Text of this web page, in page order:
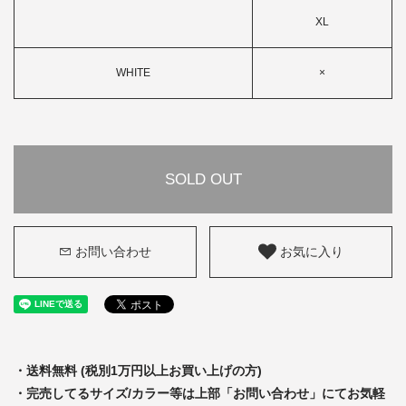
XL
WHITE ×
SOLD OUT
お問い合わせ お気に入り
・送料無料 (税別1万円以上お買い上げの方)
・完売してるサイズ/カラー等は上部「お問い合わせ」にてお気軽